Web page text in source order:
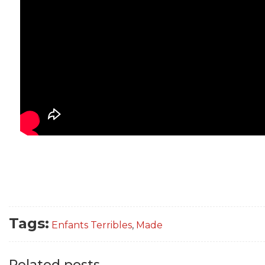
Tags: Enfants Terribles, Made